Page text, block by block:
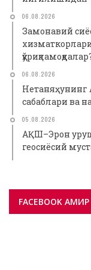
06.08.2026
Замонавий
06.08.2026
сабаблари ва
05.08.2026
АҚШ–Эрон
геосиёсий
FACEBOOK